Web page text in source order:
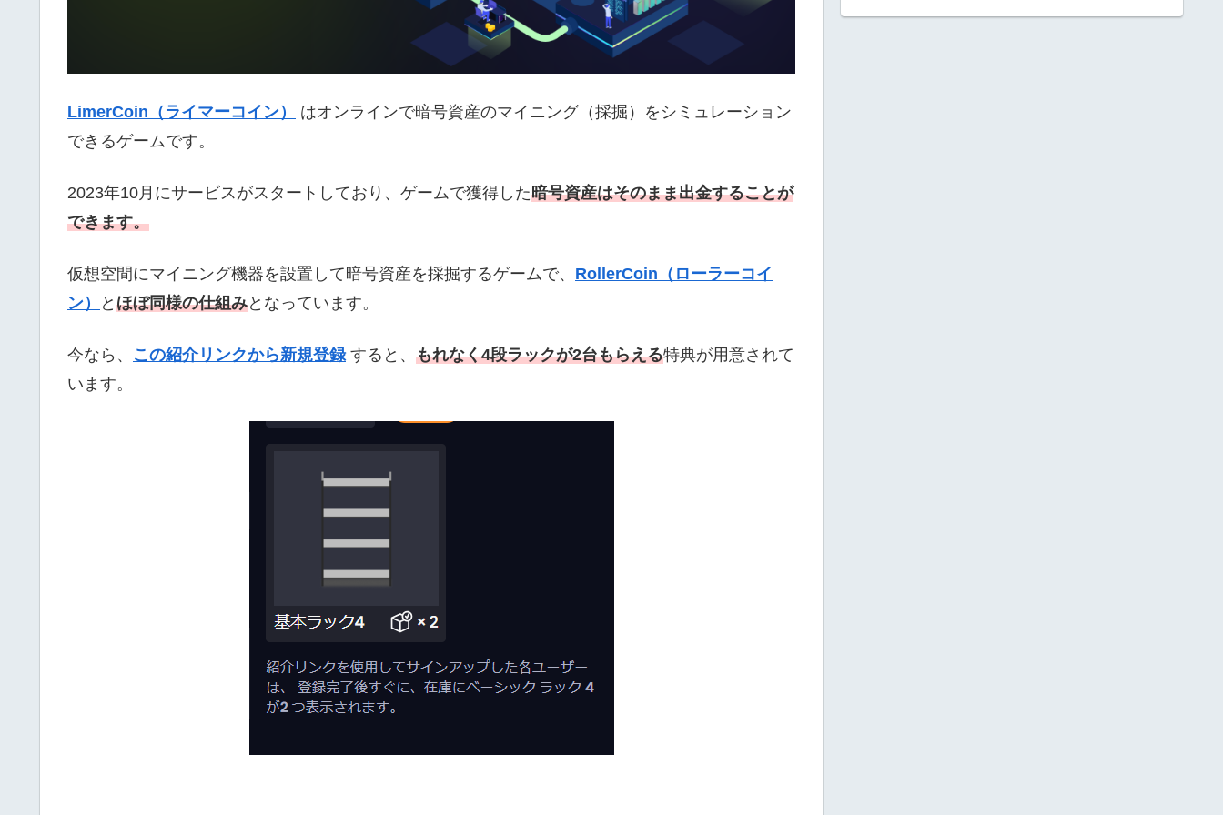
LimerCoin（ライマーコイン）
はオンラインで暗号資産のマイニング（採掘）をシミュレーション
できるゲームです。
2023年10月にサービスがスタートしており、ゲームで獲得した暗号資産はそのまま出金することが
できます。
仮想空間にマイニング機器を設置して暗号資産を採掘するゲームで、 RollerCoin（ローラーコイ
ン）
と ほぼ同様の仕組みとなっています。
今なら、 この紹介リンクから新規登録 すると、 もれなく4段ラックが2台もらえる特典が用意されて
います。